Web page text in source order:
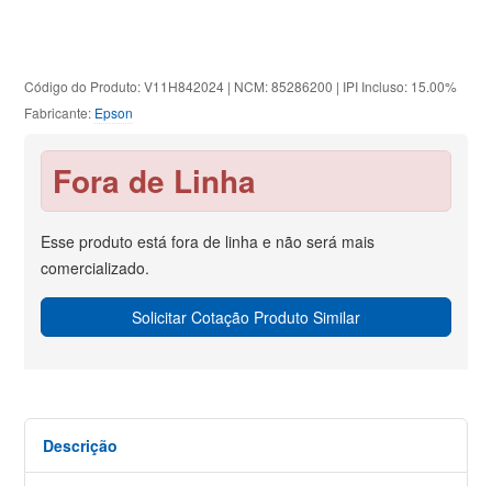
Código do Produto: V11H842024 | NCM: 85286200 | IPI Incluso: 15.00%
Fabricante: Epson
Fora de Linha
Esse produto está fora de linha e não será mais
comercializado.
Solicitar Cotação Produto Similar
Descrição